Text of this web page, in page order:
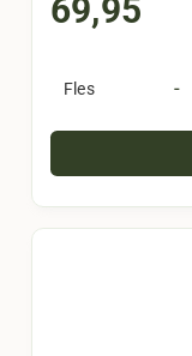
69,95
Fles -